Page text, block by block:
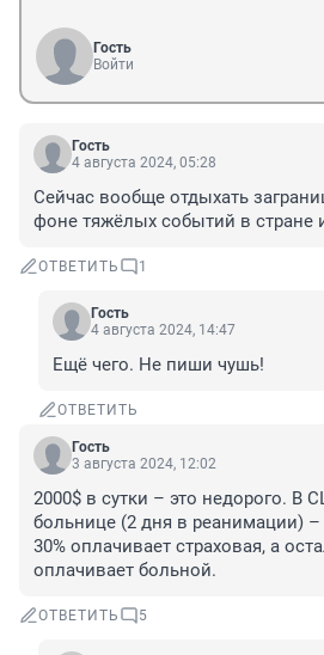
Гость
Войти
Гость
4 августа 2024, 05:28
Сейчас вообще отдыхать
фоне тяжёлых событий в стране
ОТВЕТИТЬ 1
Гость
4 августа 2024, 14:47
Ещё чего. Не пиши чушь!
ОТВЕТИТЬ
Гость
3 августа 2024, 12:02
2000$ в сутки – это недорого. В
больнице (2 дня в реанимации) –
30% оплачивает страховая, а
оплачивает больной.
ОТВЕТИТЬ 5